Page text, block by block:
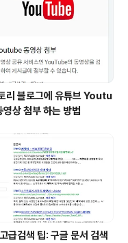
리 블로그에 유튜브 Youtu
영상 첨부 하는 방법
급검색 팁: 구글 문서 검색